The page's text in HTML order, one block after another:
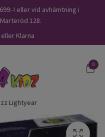
! eller vid avhämtning i
128.
Klarna
0
Lightyear